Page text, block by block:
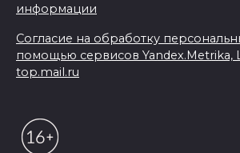
информации
Согласие на обработку
помощью сервисов Yandex.Metrika,
top.mail.ru